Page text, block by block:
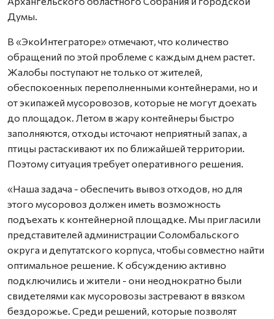
Думы.
В «ЭкоИнтеграторе» отмечают, что количество
обращений по этой проблеме с каждым днем растет.
Жалобы поступают не только от жителей,
обеспокоенных переполненными контейнерами, но и
от экипажей мусоровозов, которые не могут доехать
до площадок. Летом в жару контейнеры быстро
заполняются, отходы источают неприятный запах, а
птицы растаскивают их по ближайшей территории.
Поэтому ситуация требует оперативного решения.
«Наша задача - обеспечить вывоз отходов, но для
этого мусоровоз должен иметь возможность
подъехать к контейнерной площадке. Мы пригласили
представителей администрации Соломбальского
округа и депутатского корпуса, чтобы совместно найти
оптимальное решение. К обсуждению активно
подключились и жители - они неоднократно были
свидетелями как мусоровозы застревают в вязком
бездорожье. Среди решений, которые позволят